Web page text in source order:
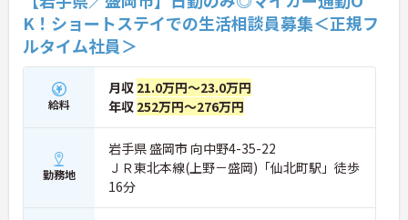
K！ショートステイでの生活相談員募集＜正規フ
ルタイム社員＞
給料
月収 21.0万円～23.0万円
年収 252万円～276万円
勤務地
岩手県 盛岡市 向中野4-35-22
ＪＲ東北本線(上野－盛岡)「仙北町駅」徒歩
16分